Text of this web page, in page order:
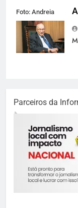
Foto: Andreia
Tarelow
Parceiros da